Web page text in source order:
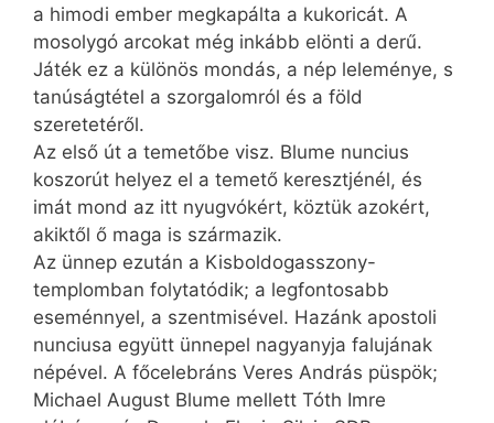
a himodi ember megkapálta a kukoricát. A
mosolygó arcokat még inkább elönti a derű.
Játék ez a különös mondás, a nép leleménye, s
tanúságtétel a szorgalomról és a föld
szeretetéről.
Az első út a temetőbe visz. Blume nuncius
koszorút helyez el a temető keresztjénél, és
imát mond az itt nyugvókért, köztük azokért,
akiktől ő maga is származik.
Az ünnep ezután a Kisbol­dogasszony-
templomban folytatódik; a legfontosabb
eseménnyel, a szentmisével. Hazánk apostoli
nunciusa együtt ünnepel nagyanyja falujának
népével. A főce­leb­ráns Veres András püspök;
Michael August Blume mellett Tóth Imre